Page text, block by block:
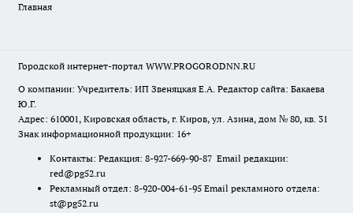
Главная
Городской интернет-портал WWW.PROGORODNN.RU
О компании: Учредитель: ИП Звеняцкая Е.А. Редактор сайта: Бакаева
Ю.Г.
Адрес: 610001, Кировская область, г. Киров, ул. Азина, дом № 80, кв. 31
Знак информационной продукции: 16+
Контакты: Редакция: 8-927-669-90-87 Email редакции:
red@pg52.ru
Рекламный отдел: 8-920-004-61-95 Email рекламного отдела:
st@pg52.ru